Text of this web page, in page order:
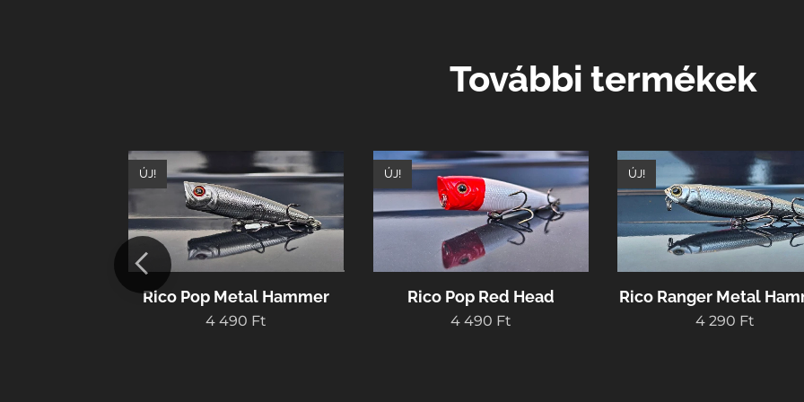
További termékek
Rico Pop Metal Hammer
ÚJ!
4 490 Ft
Rico Pop Red Head
ÚJ!
4 490 Ft
Rico Ranger Metal
ÚJ!
4 290 Ft